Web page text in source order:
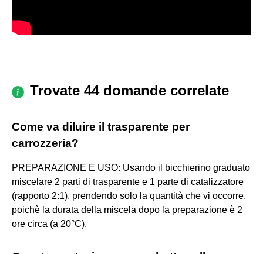
Trovate 44 domande correlate
Come va diluire il trasparente per
carrozzeria?
PREPARAZIONE E USO: Usando il bicchierino graduato
miscelare 2 parti di trasparente e 1 parte di catalizzatore
(rapporto 2:1), prendendo solo la quantità che vi occorre,
poichè la durata della miscela dopo la preparazione è 2
ore circa (a 20°C).